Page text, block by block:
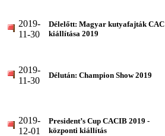
2019-
11-30
Délelőtt: Magyar kutyafajták CAC
kiállítása 2019
2019-
11-30
Délután: Champion Show 2019
2019-
12-01
President’s Cup CACIB 2019 -
központi kiállítás